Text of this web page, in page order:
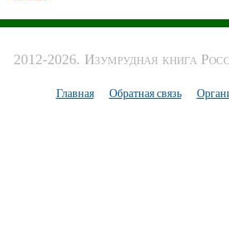
2012-2026. Изумрудная книга
Главная Обратная связь